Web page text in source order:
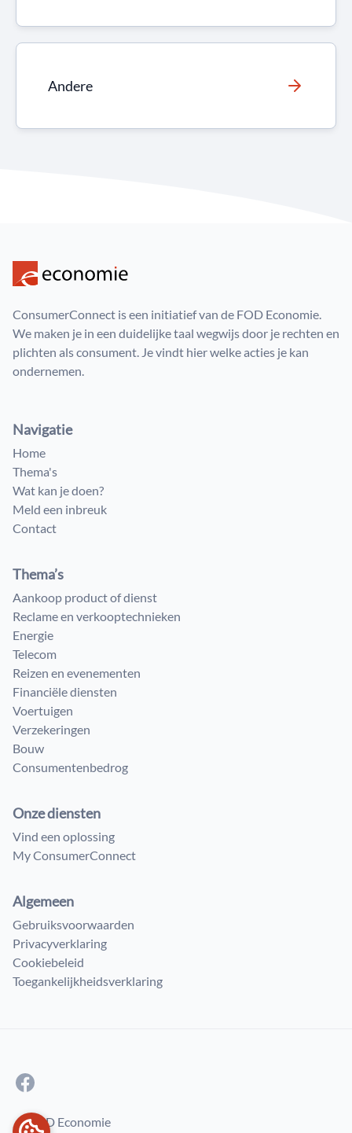
Andere
ConsumerConnect is een initiatief van de FOD Economie.
We maken je in een duidelijke taal wegwijs door je rechten en
plichten als consument. Je vindt hier welke acties je kan
ondernemen.
Navigatie
Home
Thema's
Wat kan je doen?
Meld een inbreuk
Contact
Thema’s
Aankoop product of dienst
Reclame en verkooptechnieken
Energie
Telecom
Reizen en evenementen
Financiële diensten
Voertuigen
Verzekeringen
Bouw
Consumenten​bedrog
Onze diensten
Vind een oplossing
My ConsumerConnect
Algemeen
Gebruiksvoorwaarden
Privacyverklaring
Cookiebeleid
Toegankelijkheidsverklaring
© FOD Economie